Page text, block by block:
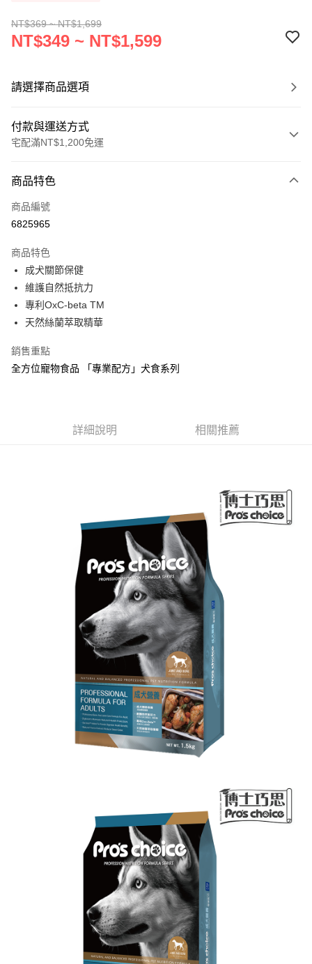
NT$369 ~ NT$1,699
NT$349 ~ NT$1,599
請選擇商品選項
付款與運送方式
宅配滿NT$1,200免運
信用卡一次付款
LINE Pay
悠遊付
Google Pay
全盈+PAY
AFTEE先享後付
相關說明
【關於「AFTEE先享後付」】
２．便利：只要手機號碼，簡訊認證，即可結帳。
結帳頁面，進行簡訊認證並確認金額後，即可完成結帳。
３．收到繳費通知簡訊後14天內，點擊此簡訊中的連結，可透過四大超商／
ATM／網路銀行／等多元方式進行付款，方視為交易完成。
※ 請注意：結帳手續完成當下不需立刻繳費，但若您需要取消訂單，請聯絡
購買商品的店家。未經商家同意取消之訂單仍視為有效，需透過AFTEE先享
後付繳納相關費用。
※ 交易是否成功請以「AFTEE先享後付 」之結帳頁面顯示為準，若有關於
是否繳費成功／繳費後需取消欲退款等相關疑問，請聯繫「AFTEE先享後付
https://netprotections.freshdesk.com/support/home
１．透過由恩沛科技股份有限公司提供之「AFTEE先享後付」服務完成之交
易，需依本服務之必要範圍內提供個人資料，並將交易相關給付款項請求債
權轉讓予恩沛科技股份有限公司。
２．關於個人資料處理事宜，請瀏覽以下網址：
https://aftee.tw/terms/#terms3
３．未成年的使用者請事先徵得法定代理人或監護人之同意方可使用
「AFTEE先享後付」，若未經同意申辦者引起之損失，本公司不負相關責
４．使用「AFTEE先享後付」時，將依據個別帳號之用戶狀況，依本公司即
時審查核予不同之上限額度；若仍有額度不足之情形，本公司將視審查結果
恩沛科技股份有限公司將有權停止該用戶之使用額度並採取法律行動。
商品特色
商品編號
6825965
商品特色
成犬關節保健
維護自然抵抗力
專利OxC-beta TM
天然絲蘭萃取精華
銷售重點
全方位寵物食品 「專業配方」犬食系列
詳細說明 相關推薦